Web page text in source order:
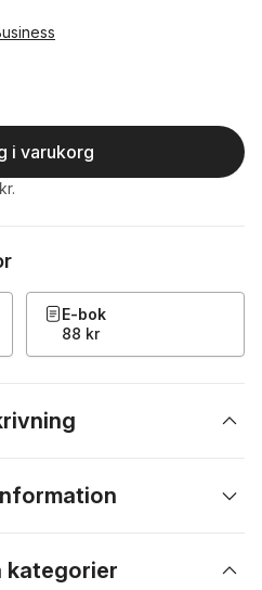
i varukorg
E-bok
88 kr
kategorier